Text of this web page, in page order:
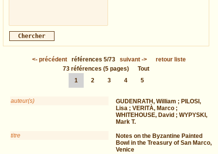
<- précédent références 5/73 suivant ->
retour liste
73 références (5 pages)
Tout
1
2 3 4 5
auteur(s)
GUDENRATH, William ; PILOSI,
Lisa ; VERITÀ, Marco ;
WHITEHOUSE, David ; WYPYSKI,
Mark T.
titre
Notes on the Byzantine Painted
Bowl in the Treasury of San Marco,
Venice